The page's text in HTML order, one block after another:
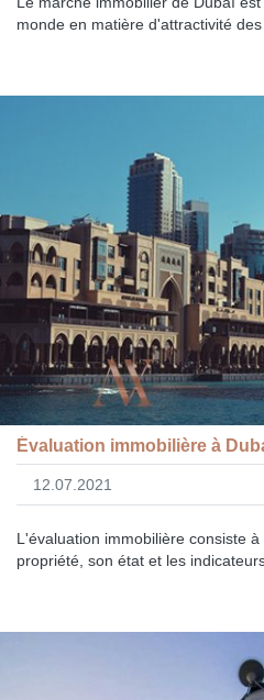
monde en matière d'attractivité
Évaluation immobilière à
12.07.2021
L'évaluation immobilière consiste
propriété, son état et les